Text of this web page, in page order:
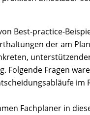
Best-practice-
der am
Folgende Fragen
Fachplaner in